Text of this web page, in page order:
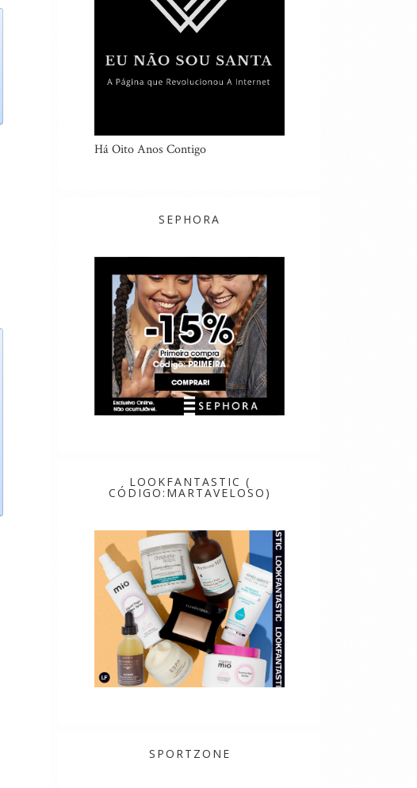
Há Oito Anos Contigo
SEPHORA
LOOKFANTASTIC (
CÓDIGO:MARTAVELOSO)
SPORTZONE